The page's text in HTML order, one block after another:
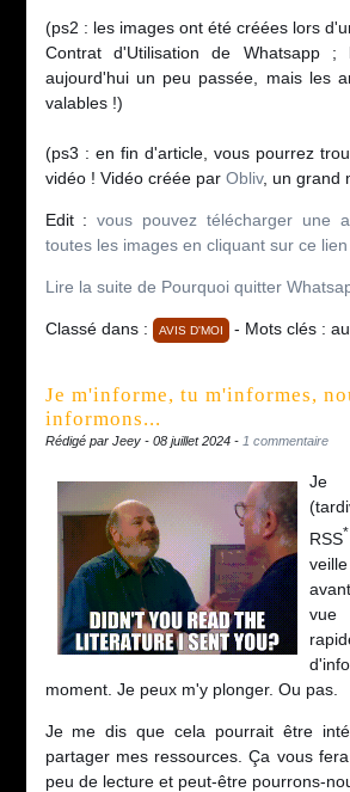
(ps2 : les images ont été créées lors
Contrat d'Utilisation de Whatsapp ;
aujourd'hui un peu passée, mais les
valables !)
(ps3 : en fin d'article, vous pourrez
vidéo ! Vidéo créée par Obliv, un grand
Edit :vous pouvez télécharger une
toutes les images en cliquant sur ce lien
Lire la suite de Pourquoi quitter
Classé dans : AVIS D'MOI - Mots clés :
Je m'informe, tu m'informes,
informons...
Rédigé par Jeey - 08 juillet 2024 - 1 commentaire
Je
RSS*
vue
moment. Je peux m'y plonger. Ou pas.
Je me dis que cela pourrait être
partager mes ressources. Ça vous
peu de lecture et peut-être pourrons-